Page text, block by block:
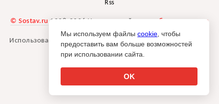
Rss
© Sostav.ru 1998-2026 Независимый проектбрендингового
агентства Depot
Использование материалов Sostav.ru допустимо только при
указании источника.
Мы используем файлы cookie , чтобы
предоставить вам больше возможностей
при использовании сайта.
OK